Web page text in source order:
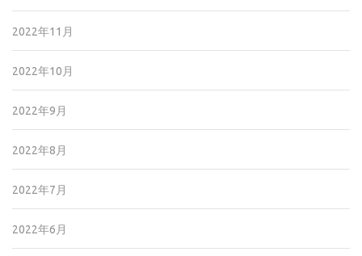
2022年11月
2022年10月
2022年9月
2022年8月
2022年7月
2022年6月